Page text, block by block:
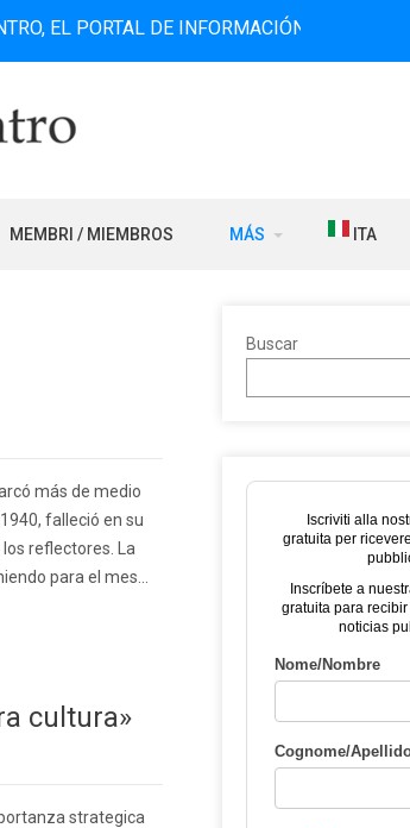
PORTAL DE INFORMACIÓN BILINGÜE QUE
MEMBRI / MIEMBROS MÁS ITA
más de medio
falleció en su
reflectores. La
para el mes...
cultura»
strategica
Buscar
Iscriviti alla
gratuita per
Inscríbete a
gratuita para
noticias
Nome/Nombre
Cognome/